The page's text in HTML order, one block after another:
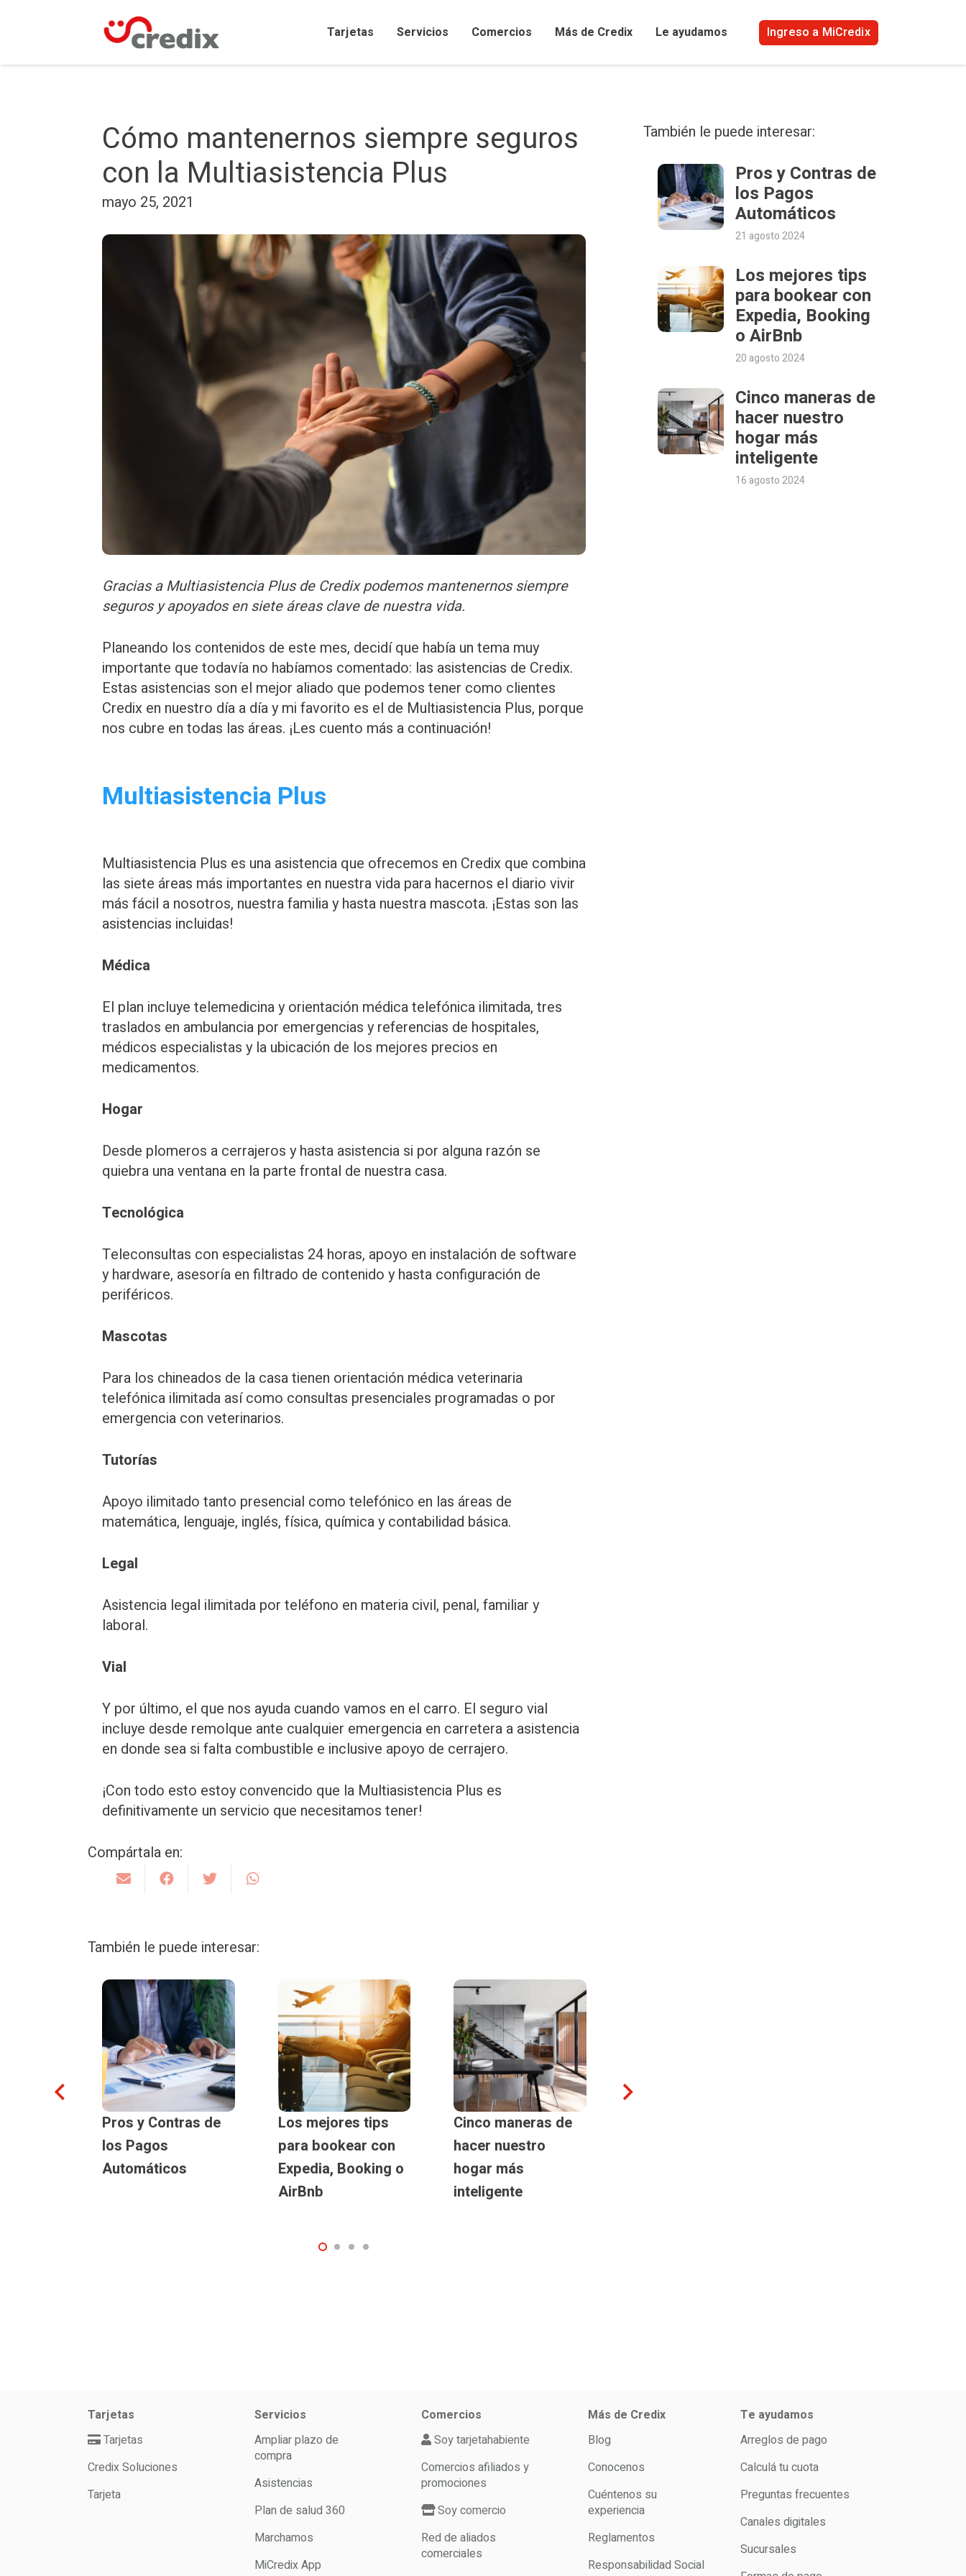
Tarjetas Servicios Comercios Más de Credix Le ayudamos Ingreso a MiCredix
Cómo mantenernos siempre seguros
con la Multiasistencia Plus
mayo 25, 2021
Gracias a Multiasistencia Plus de Credix podemos mantenernos siempre
seguros y apoyados en siete áreas clave de nuestra vida.
Planeando los contenidos de este mes, decidí que había un tema muy
importante que todavía no habíamos comentado: las asistencias de Credix.
Estas asistencias son el mejor aliado que podemos tener como clientes
Credix en nuestro día a día y mi favorito es el de Multiasistencia Plus, porque
nos cubre en todas las áreas. ¡Les cuento más a continuación!
Multiasistencia Plus
Multiasistencia Plus es una asistencia que ofrecemos en Credix que combina
las siete áreas más importantes en nuestra vida para hacernos el diario vivir
más fácil a nosotros, nuestra familia y hasta nuestra mascota. ¡Estas son las
asistencias incluidas!
Médica
El plan incluye telemedicina y orientación médica telefónica ilimitada, tres
traslados en ambulancia por emergencias y referencias de hospitales,
médicos especialistas y la ubicación de los mejores precios en
medicamentos.
Hogar
Desde plomeros a cerrajeros y hasta asistencia si por alguna razón se
quiebra una ventana en la parte frontal de nuestra casa.
Tecnológica
Teleconsultas con especialistas 24 horas, apoyo en instalación de software
y hardware, asesoría en filtrado de contenido y hasta configuración de
periféricos.
Mascotas
Para los chineados de la casa tienen orientación médica veterinaria
telefónica ilimitada así como consultas presenciales programadas o por
emergencia con veterinarios.
Tutorías
Apoyo ilimitado tanto presencial como telefónico en las áreas de
matemática, lenguaje, inglés, física, química y contabilidad básica.
Legal
Asistencia legal ilimitada por teléfono en materia civil, penal, familiar y
laboral.
Vial
Y por último, el que nos ayuda cuando vamos en el carro. El seguro vial
incluye desde remolque ante cualquier emergencia en carretera a asistencia
en donde sea si falta combustible e inclusive apoyo de cerrajero.
¡Con todo esto estoy convencido que la Multiasistencia Plus es
definitivamente un servicio que necesitamos tener!
Compártala en:
También le puede interesar:
Pros y Contras de
los Pagos
Automáticos
Los mejores tips
para bookear con
Expedia, Booking o
AirBnb
Cinco maneras de
hacer nuestro
hogar más
inteligente
También le puede interesar:
Pros y Contras de
los Pagos
Automáticos
21 agosto 2024
Los mejores tips
para bookear con
Expedia, Booking
o AirBnb
20 agosto 2024
Cinco maneras de
hacer nuestro
hogar más
inteligente
16 agosto 2024
Tarjetas
Tarjetas
Credix Soluciones
Tarjeta
Servicios
Ampliar plazo de
compra
Asistencias
Plan de salud 360
Marchamos
MiCredix App
Comercios
Soy tarjetahabiente
Comercios afiliados y
promociones
Soy comercio
Red de aliados
comerciales
Más de Credix
Blog
Conocenos
Cuéntenos su
experiencia
Reglamentos
Responsabilidad Social
Te ayudamos
Arreglos de pago
Calculá tu cuota
Preguntas frecuentes
Canales digitales
Sucursales